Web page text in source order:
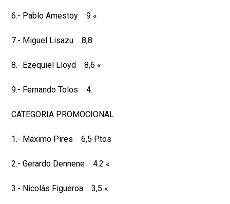
6.- Pablo Amestoy 9 «
7.- Miguel Lisazu 8,8
8.- Ezequiel Lloyd 8,6 «
9.- Fernando Tolos 4.
CATEGORIA PROMOCIONAL
1.- Máximo Pires 6,5 Ptos
2.- Gerardo Dennene 4.2 «
3.- Nicolás Figueroa 3,5 «